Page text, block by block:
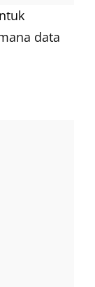
data